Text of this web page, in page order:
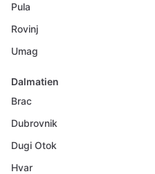
Pula
Rovinj
Umag
Dalmatien
Brac
Dubrovnik
Dugi Otok
Hvar